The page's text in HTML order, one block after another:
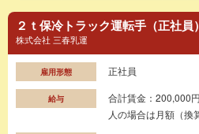
２ｔ保冷トラック運転手（正社員）
株式会社 三春乳運
雇用形態 正社員
給与
合計賃金：200,000
人の場合は月額（換